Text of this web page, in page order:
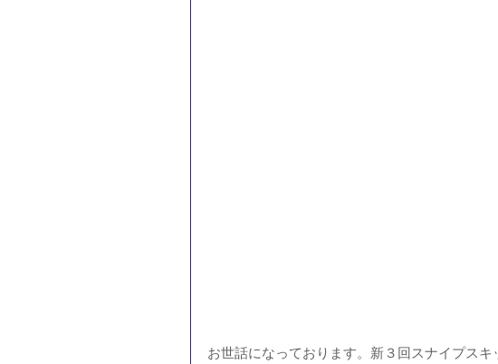
お世話になっております。新３回スナイプス